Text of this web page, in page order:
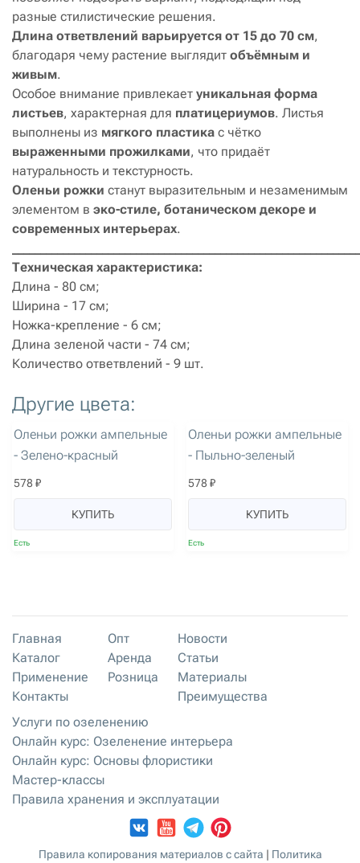
разные стилистические решения.
Длина ответвлений варьируется от 15 до 70 см,
благодаря чему растение выглядит объёмным и
живым.
Особое внимание привлекает уникальная форма
листьев, характерная для платицериумов. Листья
выполнены из мягкого пластика с чётко
выраженными прожилками, что придаёт
натуральность и текстурность.
Оленьи рожки станут выразительным и незаменимым
элементом в эко-стиле, ботаническом декоре и
современных интерьерах.
Техническая характеристика:
Длина - 80 см;
Ширина - 17 см;
Ножка-крепление - 6 см;
Длина зеленой части - 74 см;
Количество ответвлений - 9 шт.
Другие цвета:
артикул: 705
Оленьи рожки ампельные
- Зелено-красный
578 ₽
КУПИТЬ
Есть
Оленьи рожки ампельные
- Пыльно-зеленый
578 ₽
КУПИТЬ
Есть
Главная
Каталог
Применение
Контакты
Опт
Аренда
Розница
Новости
Статьи
Материалы
Преимущества
Услуги по озеленению
Онлайн курс: Озеленение интерьера
Онлайн курс: Основы флористики
Мастер-классы
Правила хранения и эксплуатации
Правила копирования материалов с сайта | Политика